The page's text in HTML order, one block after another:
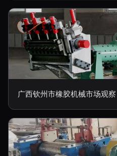
广西钦州市橡胶机械市场观